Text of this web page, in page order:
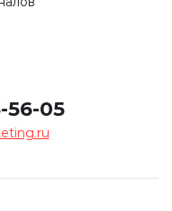
56-05